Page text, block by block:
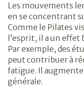
Les mouvements
en se concentrant
Comme le Pilates
l’esprit, il a un
Par exemple, des
peut contribuer à
fatigue. Il
générale.